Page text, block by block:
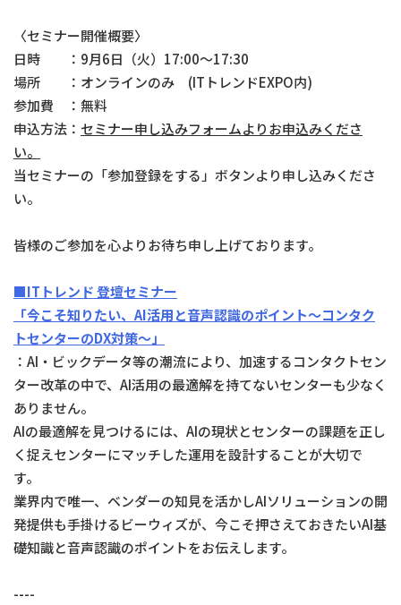
〈セミナー開催概要〉
日時 ：9月6日（火）17:00～17:30
場所 ：オンラインのみ (ITトレンドEXPO内)
参加費 ：無料
申込方法： セミナー申し込みフォームよりお申込みくださ
い。
当セミナーの「参加登録をする」ボタンより申し込みくださ
い。
皆様のご参加を心よりお待ち申し上げております。
■ITトレンド 登壇セミナー
「今こそ知りたい、AI活用と音声認識のポイント～コンタク
トセンターのDX対策～」
：AI・ビックデータ等の潮流により、加速するコンタクトセン
ター改革の中で、AI活用の最適解を持てないセンターも少なく
ありません。
AIの最適解を見つけるには、AIの現状とセンターの課題を正し
く捉えセンターにマッチした運用を設計することが大切で
す。
業界内で唯一、ベンダーの知見を活かしAIソリューションの開
発提供も手掛けるビーウィズが、今こそ押さえておきたいAI基
礎知識と音声認識のポイントをお伝えします。
----